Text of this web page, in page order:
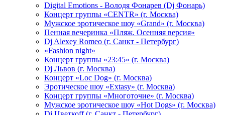
Digital Emotions - Володя Фонарев (Dj Фонарь)
Концерт группы «CENTR» (г. Москва)
Мужское эротическое шоу «Grand» (г. Москва)
Пенная вечеринка «Пляж. Осенняя версия»
Dj Alexey Romeo (г. Санкт - Петербург)
«Fashion night»
Концерт группы «23:45» (г. Москва)
Dj Львов (г. Москва)
Концерт «Loc Dog» (г. Москва)
Эротическое шоу «Extasy» (г. Москва)
Концерт группы «Многоточие» (г. Москва)
Мужское эротическое шоу «Hot Dogs» (г. Москва)